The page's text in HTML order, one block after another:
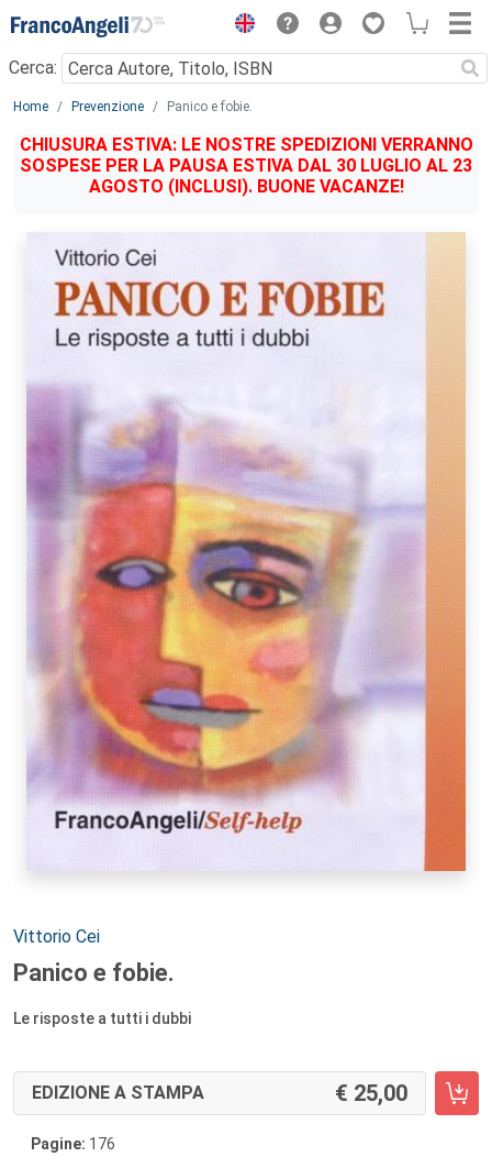
Menu
Cerca:
Main content
Home Prevenzione Panico e fobie.
CHIUSURA ESTIVA: LE NOSTRE SPEDIZIONI VERRANNO
SOSPESE PER LA PAUSA ESTIVA DAL 30 LUGLIO AL 23
AGOSTO (INCLUSI). BUONE VACANZE!
Autori:
Vittorio Cei
Panico e fobie.
Le risposte a tutti i dubbi
EDIZIONE A STAMPA 25,00
Pagine: 176